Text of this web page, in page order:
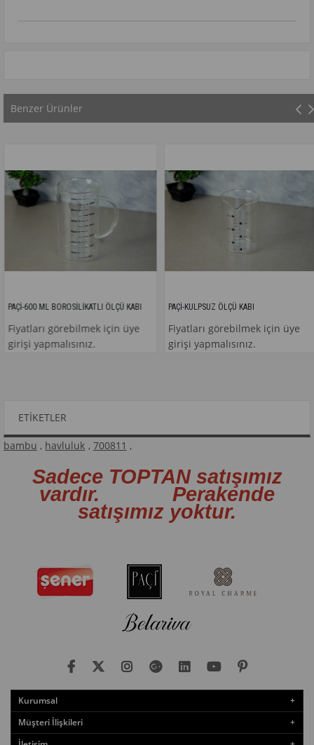
Benzer Ürünler
ML BOROSİLİKATLI ÖLÇÜ KABI
görebilmek için üye
PAÇİ-KULPSUZ ÖLÇÜ KABI
Fiyatları görebilmek için üye
girişi yapmalısınız.
ETIKETLER
bambu , havluluk , 700811 ,
Sadece TOPTAN satışımız
vardır. Perakende
satışımız yoktur.
Kurumsal
Müşteri İlişkileri